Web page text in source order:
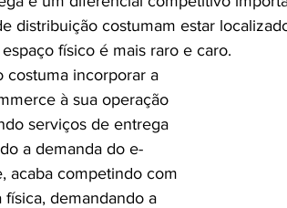
distribuição costumam estar
físico é mais raro e caro.
costuma incorporar a
à sua operação
serviços de entrega
a demanda do e-
acaba competindo com
física, demandando a